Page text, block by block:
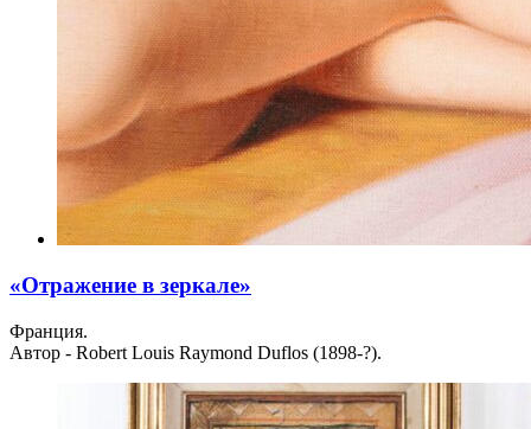
«Отражение в зеркале»
Франция.
Автор - Robert Louis Raymond Duflos (1898-?).